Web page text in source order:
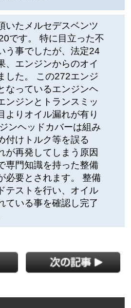
いたメルセデスベンツ
です。 特に目立った不
う事でしたが、法定24
、エンジンからのオイ
した。 この272エンジ
なっているエンジンヘ
ンジンとトランスミッ
よりオイル漏れが有り
ンヘッドカバーは組み
付けトルク等を誤る
が再発してしまう原因
専門知識を持った整備
必要とされます。 整備
テストを行い、オイル
ている事を確認し完了